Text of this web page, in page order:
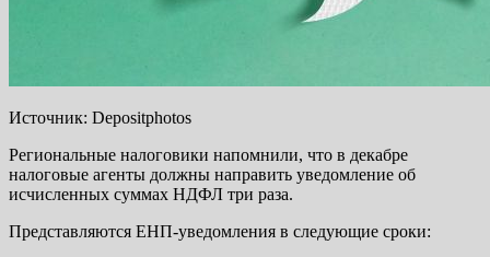
Источник: Depositphotos
Региональные налоговики напомнили, что в декабре
налоговые агенты должны направить уведомление об
исчисленных суммах НДФЛ три раза.
Представляются ЕНП-уведомления в следующие сроки: